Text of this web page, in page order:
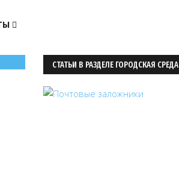
СТАТЬИ В РАЗДЕЛЕ ГОРОДСКАЯ СРЕДА